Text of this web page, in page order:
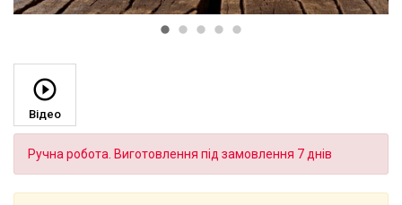
Відео
Ручна робота. Виготовлення під замовлення 7 днів